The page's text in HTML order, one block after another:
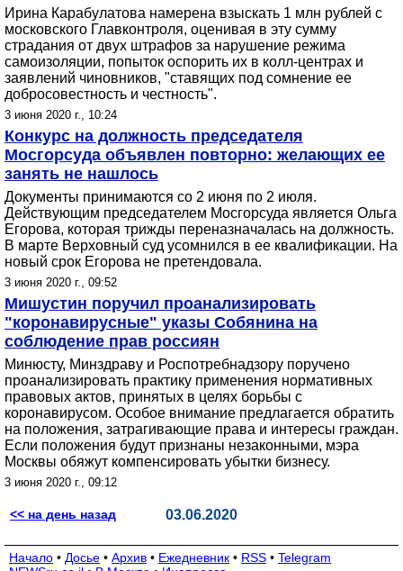
Ирина Карабулатова намерена взыскать 1 млн рублей с
московского Главконтроля, оценивая в эту сумму
страдания от двух штрафов за нарушение режима
самоизоляции, попыток оспорить их в колл-центрах и
заявлений чиновников, "ставящих под сомнение ее
добросовестность и честность".
3 июня 2020 г., 10:24
Конкурс на должность председателя
Мосгорсуда объявлен повторно: желающих ее
занять не нашлось
Документы принимаются со 2 июня по 2 июля.
Действующим председателем Мосгорсуда является Ольга
Егорова, которая трижды переназначалась на должность.
В марте Верховный суд усомнился в ее квалификации. На
новый срок Егорова не претендовала.
3 июня 2020 г., 09:52
Мишустин поручил проанализировать
"коронавирусные" указы Собянина на
соблюдение прав россиян
Минюсту, Минздраву и Роспотребнадзору поручено
проанализировать практику применения нормативных
правовых актов, принятых в целях борьбы с
коронавирусом. Особое внимание предлагается обратить
на положения, затрагивающие права и интересы граждан.
Если положения будут признаны незаконными, мэра
Москвы обяжут компенсировать убытки бизнесу.
3 июня 2020 г., 09:12
<< на день назад 03.06.2020
Начало • Досье • Архив • Ежедневник • RSS • Telegram